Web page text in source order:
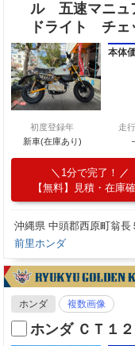
ル 五速マニ
ドライト チェ
本体
初度登録年
新車(在庫あり)
走
1分で完了！
【無料】見積・在庫
沖縄県 中頭郡西原町翁長
前里ホンダ
ホンダ 複数画像
ホンダ ＣＴ１